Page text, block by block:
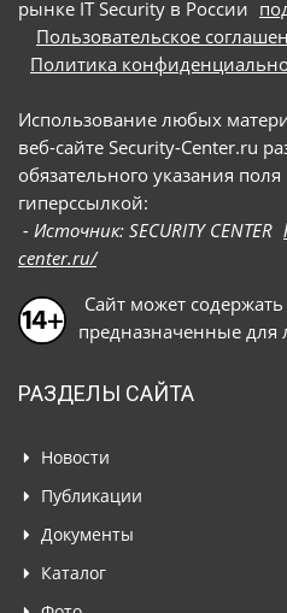
рынке IT Security в России
Пользовательское
Политика
Использование любых
веб-сайте Security-Center.ru
обязательного указания
гиперссылкой:
- Источник: SECURITY CENTER
center.ru/
Сайт может
предназначенные для
РАЗДЕЛЫ САЙТА
Новости
Публикации
Документы
Каталог